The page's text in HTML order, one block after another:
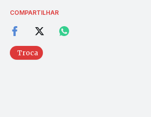
COMPARTILHAR
Troca